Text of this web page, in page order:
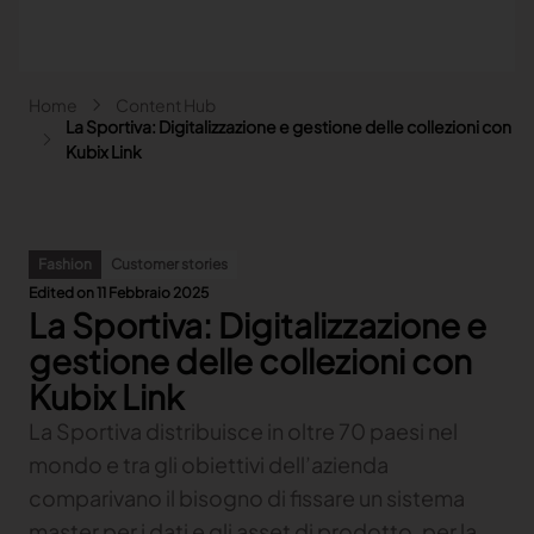
Fashion
Lectra & Fashion
Le nostre soluzioni
Indietro
Our Fashion Solutions
Content hub
Explore our content
Automotive
Lectra & Automotive
Le nostre soluzioni
Indietro
Our Automotive Solutions
Content hub
Arredamento
Lectra & Arredamento
Le nostre soluzioni
Content hub
Altri settori
Lectra & Altri settori
Le nostre soluzioni
Contatto
Main navigation - Search Cerca
Search
Briciole di pane
Home
Content Hub
La Sportiva: Digitalizzazione e gestione delle collezioni con
Kubix Link
Fashion
Customer stories
Edited on 11 Febbraio 2025
La Sportiva: Digitalizzazione e
gestione delle collezioni con
Kubix Link
La Sportiva distribuisce in oltre 70 paesi nel
mondo e tra gli obiettivi dell’azienda
comparivano il bisogno di fissare un sistema